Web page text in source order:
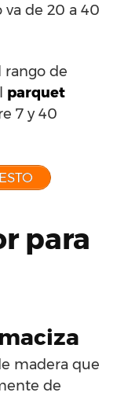
va de 20 a 40
rango de
parquet
7 y 40
para
madera que
de